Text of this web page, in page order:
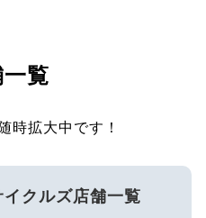
一覧
時拡大中です！
クルズ店舗一覧